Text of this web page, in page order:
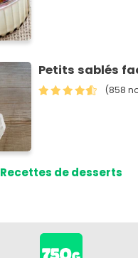
Petits sablés
(858
Recettes de desserts